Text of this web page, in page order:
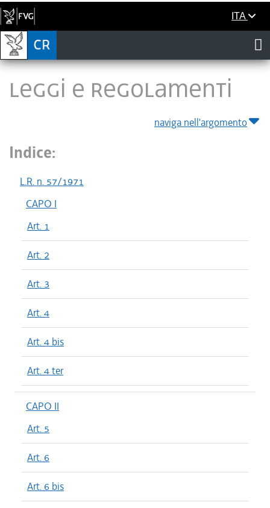
ITA
LEGGI E REGOLAMENTI
naviga nell'argomento
Indice:
L.R. n. 57/1971
CAPO I
Art. 1
Art. 2
Art. 3
Art. 4
Art. 4 bis
Art. 4 ter
CAPO II
Art. 5
Art. 6
Art. 6 bis